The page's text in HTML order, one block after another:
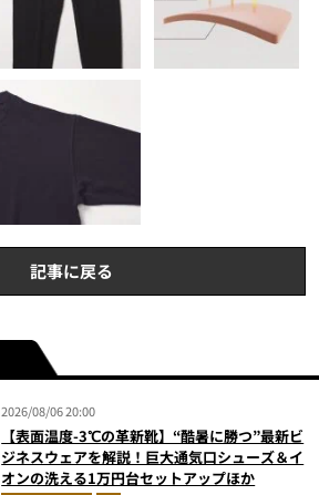
記事に戻る
2026/08/06 20:00
【表面温度-3℃の革新靴】“酷暑に勝つ”最新ビ
ジネスウェアを解説！巨大通気口シューズ＆イ
オンの洗える1万円台セットアップほか